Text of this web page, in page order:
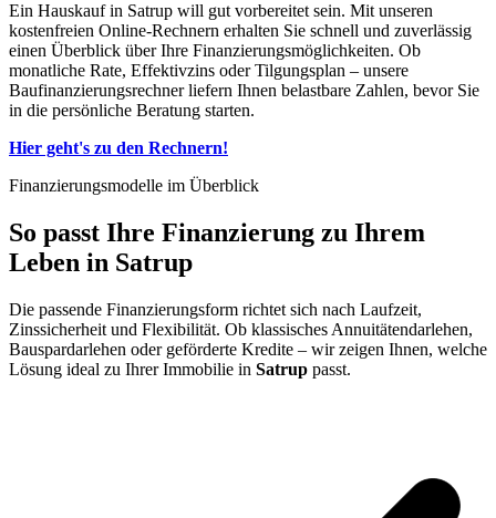
Ein Hauskauf in Satrup will gut vorbereitet sein. Mit unseren
kostenfreien Online-Rechnern erhalten Sie schnell und zuverlässig
einen Überblick über Ihre Finanzierungsmöglichkeiten. Ob
monatliche Rate, Effektivzins oder Tilgungsplan – unsere
Baufinanzierungsrechner liefern Ihnen belastbare Zahlen, bevor Sie
in die persönliche Beratung starten.
Hier geht's zu den Rechnern!
Finanzierungsmodelle im Überblick
So passt Ihre Finanzierung zu Ihrem
Leben in Satrup
Die passende Finanzierungsform richtet sich nach Laufzeit,
Zinssicherheit und Flexibilität. Ob klassisches Annuitätendarlehen,
Bauspardarlehen oder geförderte Kredite – wir zeigen Ihnen, welche
Lösung ideal zu Ihrer Immobilie in Satrup passt.